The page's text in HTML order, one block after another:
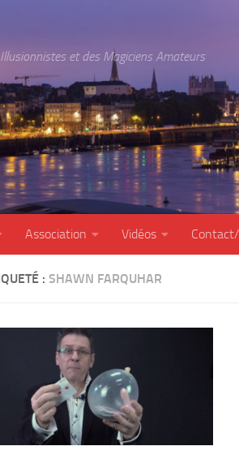
et des Magiciens Amateurs
Association Vidéos
: SHAWN FARQUHAR